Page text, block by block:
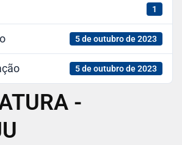
1
5 de outubro de 2023
5 de outubro de 2023
-